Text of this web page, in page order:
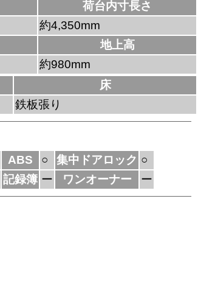
荷台内寸長さ
約4,350mm
地上高
約980mm
床
鉄板張り
ABS ○ 集中ドアロック ○
記録簿 ー ワンオーナー ー